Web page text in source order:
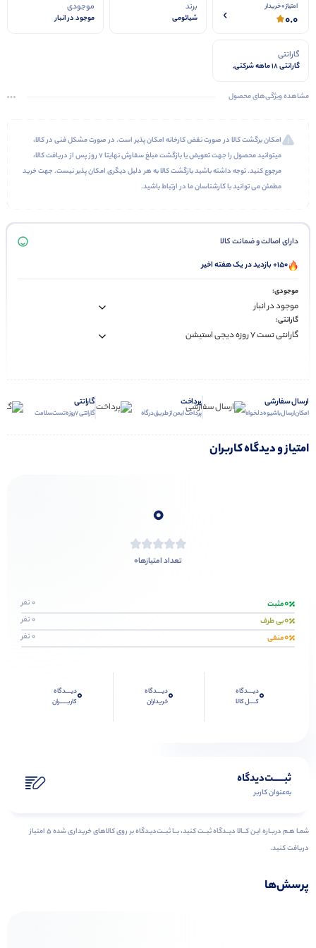
امتیاز 0 خریدار
0.0
برند
شیائومی
موجودی
موجود در انبار
گارانتی
گارانتی 18 ماهه شرکتی,
مشاهده ویژگی‌های محصول
امکان برگشت کالا در صورت نقض کارخانه امکان پذیر است. در صورت مشکل فنی در کالا،
میتوانید محصول را جهت تعویض یا بازگشت مبلغ سفارش نهایتا 7 روز پس از دریافت کالا،
مرجوع کنید. توجه داشته باشید بازگشت کالا به هر دلیل دیگری امکان پذیر نیست. جهت خرید
مطمئن می توانید با کارشناسان ما در ارتباط باشید.
دارای اصالت و ضمانت کالا
150+ بازدید در یک هفته اخیر
موجودی:
گارانتی:
ارسال سفارشی
امکان ارسال با شیوه دلخواه
پرداخت
پرداخت ایمن از طریق درگاه
گارانتی
گارانتی 7 روزه تست سلامت
امتیاز و دیدگاه کاربران
0
تعداد امتیازها0
0مثبت 0 نفر
0بی طرف 0 نفر
0منفی 0 نفر
0دیــــدگاه
کــــل کالا
0دیــــدگاه
خریداران
0دیــــدگاه
کاربـــــران
ثبـــــت‌دیدگاه
به‌عنوان کاربر
شمـا هـم دربـاره ایـن کــالا دیــدگاه ثبــت کنید، بــا ثبــت‌دیـدگاه بر روی کالاهای خریداری شده ۵ امتیاز
دریافت کنید.
پرسش‌ها